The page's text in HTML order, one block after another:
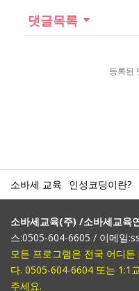
댓글목록
등록된
소바세 교육 인성코딩이란?
소바세교육(주) /소바세교육
스:0505-604-6605 / 이메일
모든 프로그램은 전국 어디
다. 0505-604-6604 또는 1:1
주세요.